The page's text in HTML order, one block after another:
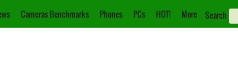
Cameras Benchmarks Phones PCs HOT! More Search